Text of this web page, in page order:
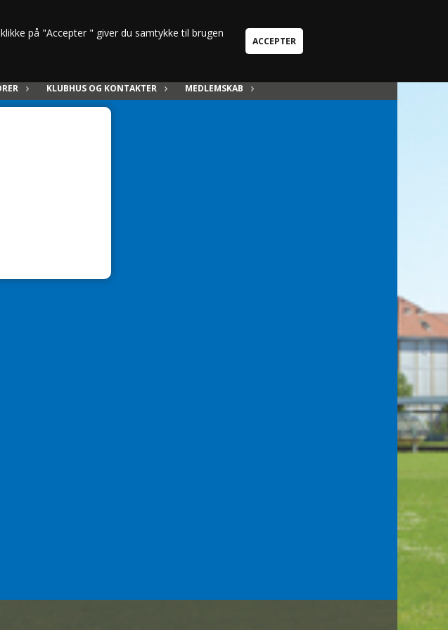
KLUBHUS OG KONTAKTER MEDLEMSKAB
på "Accepter " giver du samtykke til brugen